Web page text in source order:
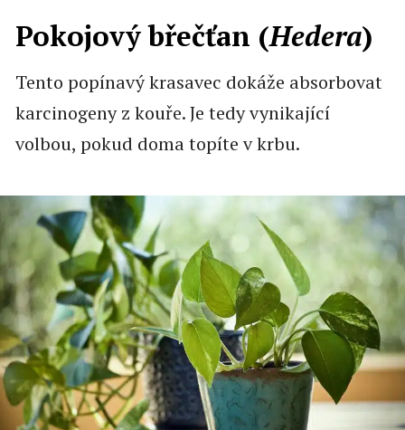
Pokojový břečťan (Hedera)
Tento popínavý krasavec dokáže absorbovat
karcinogeny z kouře. Je tedy vynikající
volbou, pokud doma topíte v krbu.